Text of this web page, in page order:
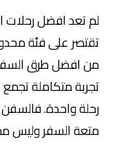
لم تعد افضل رحلات
تقتصر على فئة
من افضل طرق السفر
تجربة متكاملة
رحلة واحدة.
متعة السفر وليس